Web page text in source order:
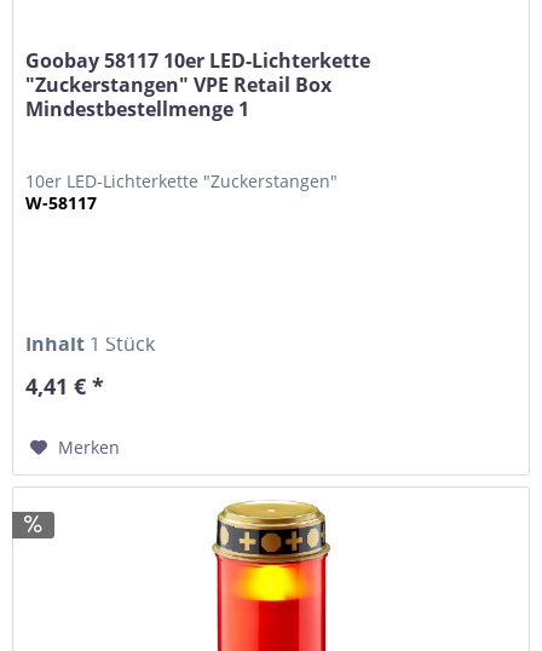
Goobay 58117 10er LED-Lichterkette
"Zuckerstangen" VPE Retail Box
Mindestbestellmenge 1
10er LED-Lichterkette "Zuckerstangen"
W-58117
Inhalt 1 Stück
4,41 € *
Merken